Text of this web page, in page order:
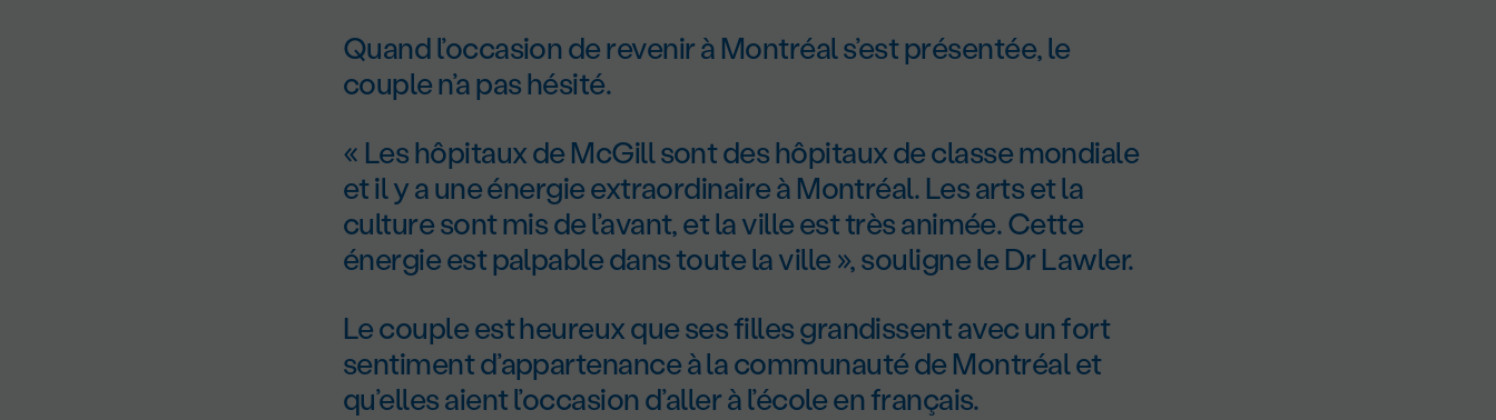
Quand l’occasion de revenir à Montréal s’est présentée, le
couple n’a pas hésité.
« Les hôpitaux de McGill sont des hôpitaux de classe mondiale
et il y a une énergie extraordinaire à Montréal. Les arts et la
culture sont mis de l’avant, et la ville est très animée. Cette
énergie est palpable dans toute la ville », souligne le Dr Lawler.
Le couple est heureux que ses filles grandissent avec un fort
sentiment d’appartenance à la communauté de Montréal et
qu’elles aient l’occasion d’aller à l’école en français.